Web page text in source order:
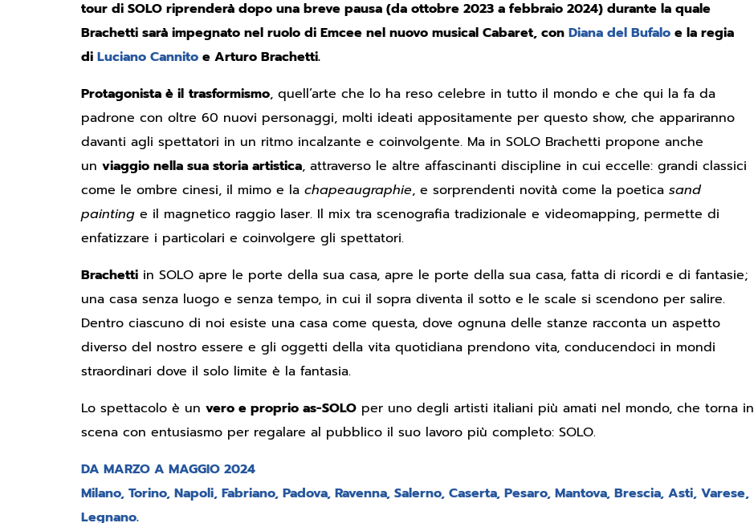
tour di SOLO riprenderà dopo una breve pausa (da ottobre 2023 a febbraio 2024) durante la quale
Brachetti sarà impegnato nel ruolo di Emcee nel nuovo musical Cabaret, con Diana del Bufalo e la regia
di Luciano Cannito e Arturo Brachetti.
Protagonista è il trasformismo, quell’arte che lo ha reso celebre in tutto il mondo e che qui la fa da
padrone con oltre 60 nuovi personaggi, molti ideati appositamente per questo show, che appariranno
davanti agli spettatori in un ritmo incalzante e coinvolgente. Ma in SOLO Brachetti propone anche
un viaggio nella sua storia artistica, attraverso le altre affascinanti discipline in cui eccelle: grandi classici
come le ombre cinesi, il mimo e la chapeaugraphie, e sorprendenti novità come la poetica sand
paintinge il magnetico raggio laser. Il mix tra scenografia tradizionale e videomapping, permette di
enfatizzare i particolari e coinvolgere gli spettatori.
Brachettiin SOLO apre le porte della sua casa, apre le porte della sua casa, fatta di ricordi e di fantasie;
una casa senza luogo e senza tempo, in cui il sopra diventa il sotto e le scale si scendono per salire.
Dentro ciascuno di noi esiste una casa come questa, dove ognuna delle stanze racconta un aspetto
diverso del nostro essere e gli oggetti della vita quotidiana prendono vita, conducendoci in mondi
straordinari dove il solo limite è la fantasia.
Lo spettacolo è un vero e proprio as-SOLOper uno degli artisti italiani più amati nel mondo, che torna in
scena con entusiasmo per regalare al pubblico il suo lavoro più completo: SOLO.
DA MARZO A MAGGIO 2024
Milano, Torino, Napoli, Fabriano, Padova, Ravenna, Salerno, Caserta, Pesaro, Mantova, Brescia, Asti, Varese,
Legnano.